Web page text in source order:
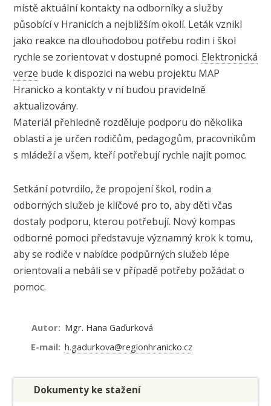
místě aktuální kontakty na odborníky a služby
působící v Hranicích a nejbližším okolí. Leták vznikl
jako reakce na dlouhodobou potřebu rodin i škol
rychle se zorientovat v dostupné pomoci. Elektronická
verze bude k dispozici na webu projektu MAP
Hranicko a kontakty v ní budou pravidelně
aktualizovány.
Materiál přehledně rozděluje podporu do několika
oblastí a je určen rodičům, pedagogům, pracovníkům
s mládeží a všem, kteří potřebují rychle najít pomoc.
Setkání potvrdilo, že propojení škol, rodin a
odborných služeb je klíčové pro to, aby děti včas
dostaly podporu, kterou potřebují. Nový kompas
odborné pomoci představuje významný krok k tomu,
aby se rodiče v nabídce podpůrných služeb lépe
orientovali a nebáli se v případě potřeby požádat o
pomoc.
Autor: Mgr. Hana Gaďurková
E-mail: h.gadurkova@regionhranicko.cz
Dokumenty ke stažení